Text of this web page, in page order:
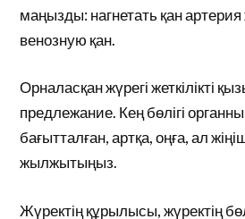
маңызды: нагнетать қан
венозную қан.
Орналасқан жүрегі жеткілікті
предлежание. Кең бөлігі
бағытталған, артқа, оңға, ал
жылжытыңыз.
Жүректің құрылысы, жүректің